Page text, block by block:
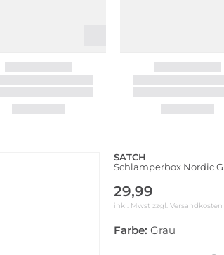
SATCH
Schlamperbox Nordic
29,99
inkl. Mwst zzgl. Versandkosten
Farbe: Grau